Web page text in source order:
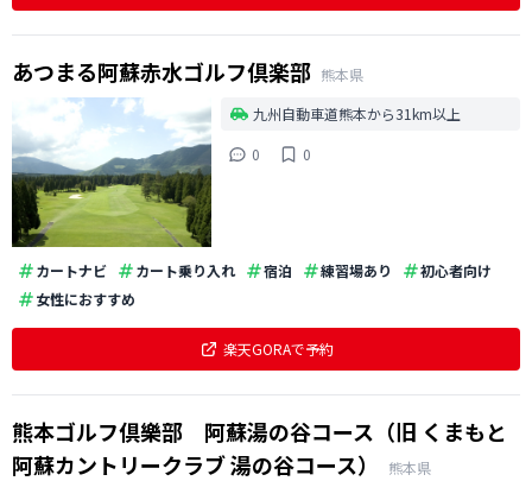
あつまる阿蘇赤水ゴルフ倶楽部 熊本県
九州自動車道熊本から31km以上
0
0
カートナビ カート乗り入れ 宿泊 練習場あり
初心者向け
女性におすすめ
楽天GORAで予約
熊本ゴルフ倶樂部 阿蘇湯の谷コース（旧 くまもと
阿蘇カントリークラブ 湯の谷コース）
熊本県